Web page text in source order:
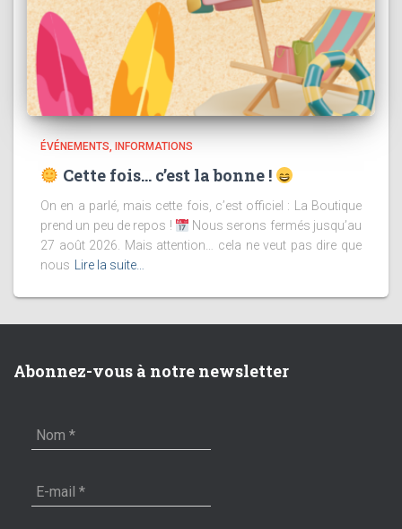
ÉVÉNEMENTS INFORMATIONS
Cette fois… c’est la bonne !
On en a parlé, mais cette fois, c’est officiel : La Boutique
prend un peu de repos !
Nous serons fermés jusqu’au
27 août 2026. Mais attention… cela ne veut pas dire que
nous
Lire la suite…
Abonnez-vous à notre newsletter